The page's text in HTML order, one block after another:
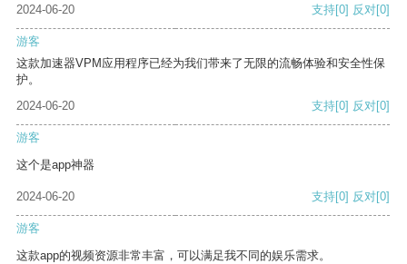
2024-06-20 支持[0] 反对[0]
游客
这款加速器VPM应用程序已经为我们带来了无限的流畅体验和安全性保
护。
2024-06-20
支持[0] 反对[0]
游客
这个是app神器
2024-06-20 支持[0] 反对[0]
游客
这款app的视频资源非常丰富，可以满足我不同的娱乐需求。